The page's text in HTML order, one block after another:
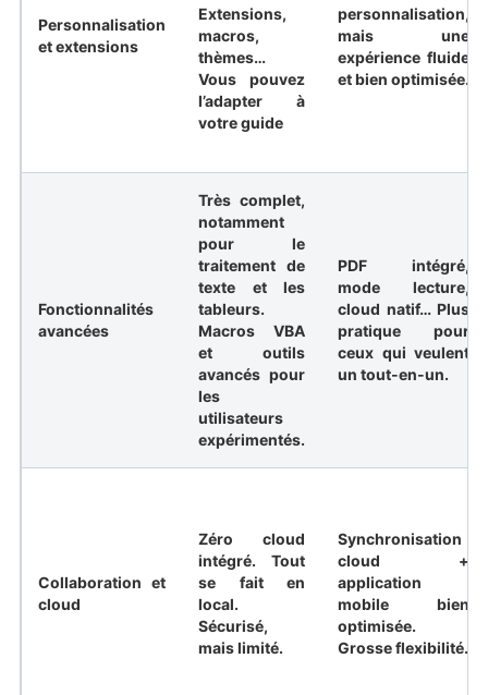
Personnalisation
et extensions
Extensions,
macros,
thèmes…
Vous pouvez
l’adapter à
votre guide
personnalisation,
mais une
expérience fluide
et bien optimisée.
Fonctionnalités
avancées
Très complet,
notamment
pour le
traitement de
texte et les
tableurs.
Macros VBA
et outils
avancés pour
les
utilisateurs
expérimentés.
PDF intégré,
mode lecture,
cloud natif… Plus
pratique pour
ceux qui veulent
un tout-en-un.
Collaboration et
cloud
Zéro cloud
intégré. Tout
se fait en
local.
Sécurisé,
mais limité.
Synchronisation
cloud +
application
mobile bien
optimisée.
Grosse flexibilité.